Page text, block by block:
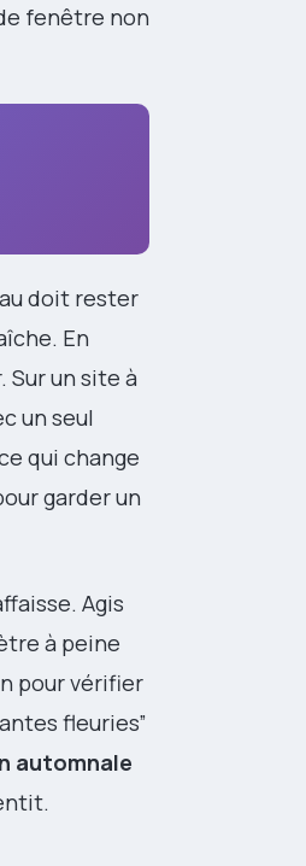
fenêtre non
doit rester
En
Sur un site à
un seul
qui change
garder un
Agis
à peine
pour vérifier
fleuries”
automnale